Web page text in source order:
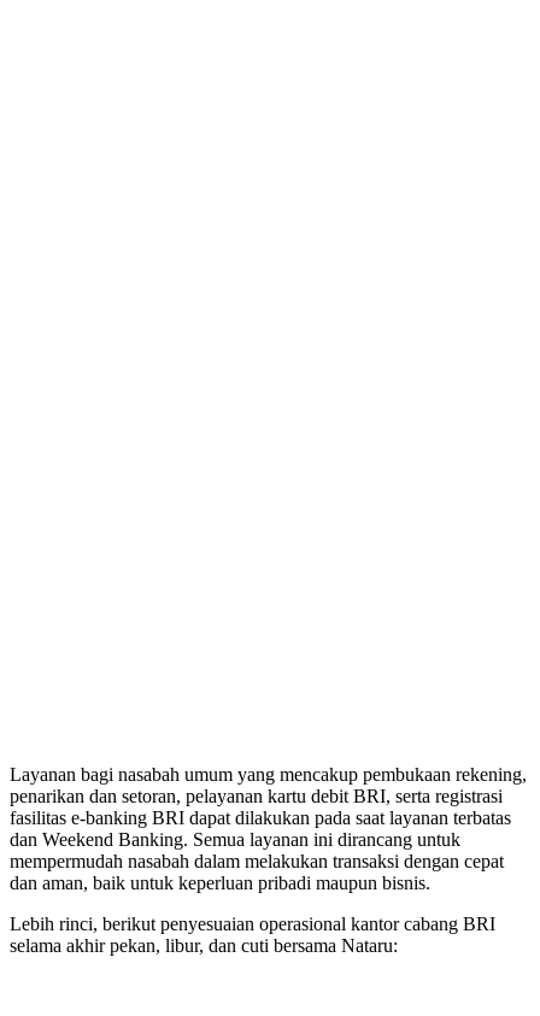
Layanan bagi nasabah umum yang mencakup pembukaan rekening,
penarikan dan setoran, pelayanan kartu debit BRI, serta registrasi
fasilitas e-banking BRI dapat dilakukan pada saat layanan terbatas
dan Weekend Banking. Semua layanan ini dirancang untuk
mempermudah nasabah dalam melakukan transaksi dengan cepat
dan aman, baik untuk keperluan pribadi maupun bisnis.
Lebih rinci, berikut penyesuaian operasional kantor cabang BRI
selama akhir pekan, libur, dan cuti bersama Nataru: